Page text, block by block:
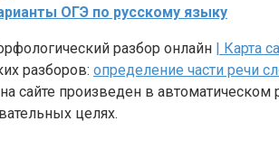
ОГЭ по русскому языку
разбор онлайн | Карта
разборов: определение части речи
сайте произведен в
целях.